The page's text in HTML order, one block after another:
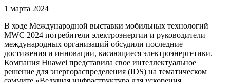
1 марта 2024
В ходе Международной выставки мобильных технологий
MWC 2024 потребители электроэнергии и руководители
международных организаций обсудили последние
достижения и инновации, касающиеся электроэнергетики.
Компания Huawei представила свое интеллектуальное
решение для энергораспределения (IDS) на тематическом